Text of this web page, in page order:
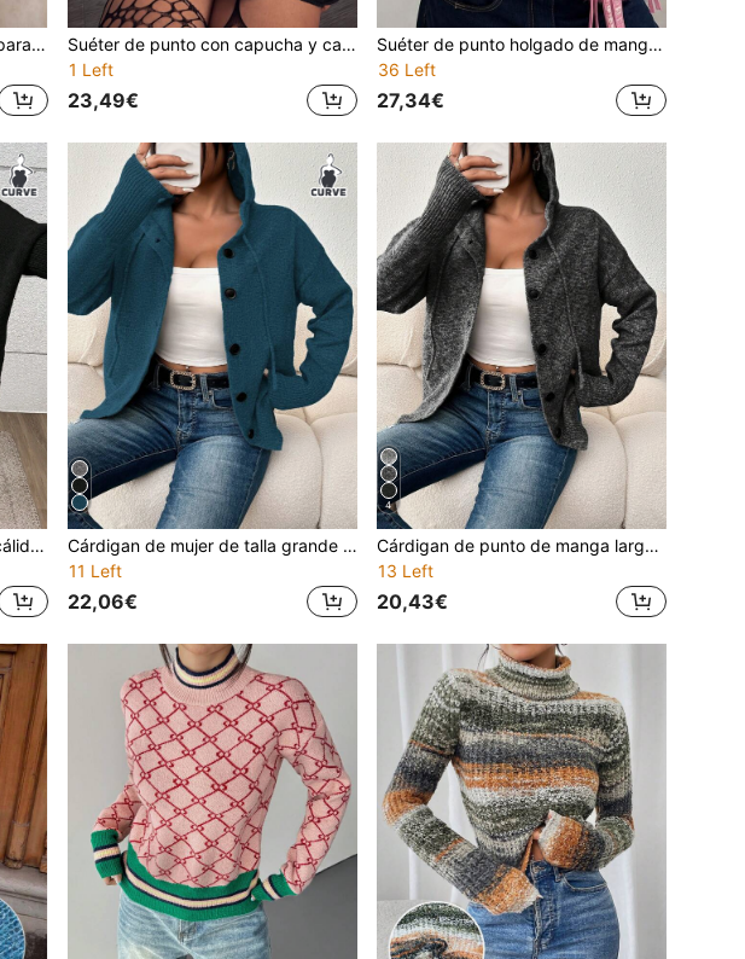
Vestido de punto talla grande para mujer, vestido de punto con capucha grueso de estilo retro de punto de cable, vestido de punto holgado y favorecedorpara la cintura para uso diario
Suéter de punto con capucha y calado para mujer talla grande, top de manga larga versátil, adecuado para Halloween y Navidad, negro de verano
1 Left
23,49€
Suéter de punto holgado de manga larga con efecto teñido espacial colorido estilo Y2K para mujer, jersey casual de vacaciones
36 Left
27,34€
Cárdigan de punto informal y cálido para mujer de talla grande, negro, otoño/invierno
Cárdigan de mujer de talla grande de unicolor con botones y cordón, de manga larga, ligero, de un solo pecho, para uso casual y de negocios
11 Left
22,06€
4
Cárdigan de punto de manga larga de un solo pecho con botones y cordón, color liso, ligero, adecuado para uso en la oficina, casual de otoño
13 Left
20,43€